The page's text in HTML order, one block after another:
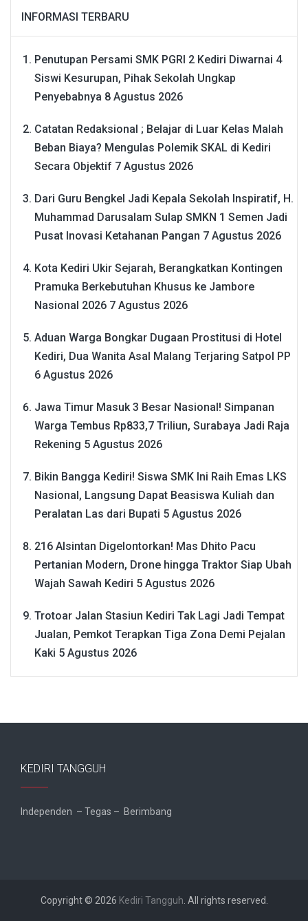
INFORMASI TERBARU
Penutupan Persami SMK PGRI 2 Kediri Diwarnai 4
Siswi Kesurupan, Pihak Sekolah Ungkap
Penyebabnya 8 Agustus 2026
Catatan Redaksional ; Belajar di Luar Kelas Malah
Beban Biaya? Mengulas Polemik SKAL di Kediri
Secara Objektif 7 Agustus 2026
Dari Guru Bengkel Jadi Kepala Sekolah Inspiratif, H.
Muhammad Darusalam Sulap SMKN 1 Semen Jadi
Pusat Inovasi Ketahanan Pangan 7 Agustus 2026
Kota Kediri Ukir Sejarah, Berangkatkan Kontingen
Pramuka Berkebutuhan Khusus ke Jambore
Nasional 2026 7 Agustus 2026
Aduan Warga Bongkar Dugaan Prostitusi di Hotel
Kediri, Dua Wanita Asal Malang Terjaring Satpol PP
6 Agustus 2026
Jawa Timur Masuk 3 Besar Nasional! Simpanan
Warga Tembus Rp833,7 Triliun, Surabaya Jadi Raja
Rekening 5 Agustus 2026
Bikin Bangga Kediri! Siswa SMK Ini Raih Emas LKS
Nasional, Langsung Dapat Beasiswa Kuliah dan
Peralatan Las dari Bupati 5 Agustus 2026
216 Alsintan Digelontorkan! Mas Dhito Pacu
Pertanian Modern, Drone hingga Traktor Siap Ubah
Wajah Sawah Kediri 5 Agustus 2026
Trotoar Jalan Stasiun Kediri Tak Lagi Jadi Tempat
Jualan, Pemkot Terapkan Tiga Zona Demi Pejalan
Kaki 5 Agustus 2026
KEDIRI TANGGUH
Independen – Tegas – Berimbang
Copyright © 2026 Kediri Tangguh . All rights reserved.